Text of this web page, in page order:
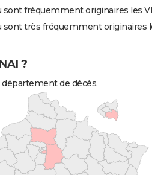
fréquemment originaires les
très fréquemment originaires
?
de décès.